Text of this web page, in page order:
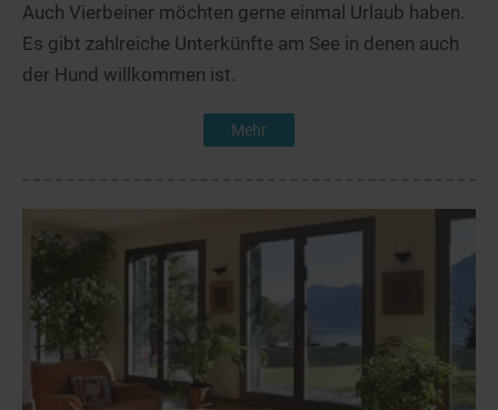
Auch Vierbeiner möchten gerne einmal Urlaub haben.
Es gibt zahlreiche Unterkünfte am See in denen auch
der Hund willkommen ist.
Mehr